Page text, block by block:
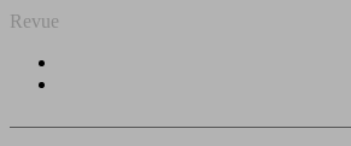
Revue